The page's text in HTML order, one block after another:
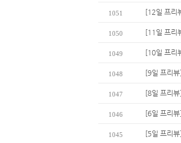
1051 [12일 프리
1050 [11일 프리
1049 [10일 프리
1048 [9일 프리
1047 [8일 프리
1046 [6일 프리
1045 [5일 프리